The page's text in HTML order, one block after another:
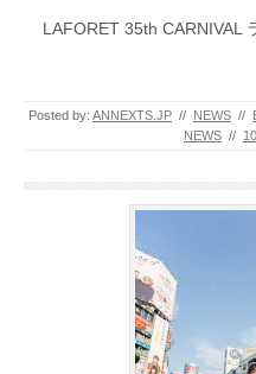
LAFORET 35th CARNIVAL
Posted by: ANNEXTS.JP // NEWS //
NEWS //